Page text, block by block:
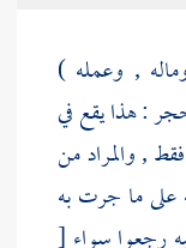
, وعمله )
: هذا يقع في
, والمراد من
على ما جرت به